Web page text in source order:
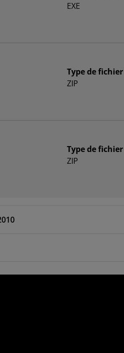
EXE
Type de fichier
ZIP
Type de fichier
ZIP